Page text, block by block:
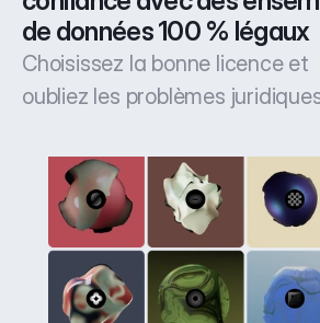
de données 100 % légaux
Choisissez la bonne licence et
oubliez les problèmes